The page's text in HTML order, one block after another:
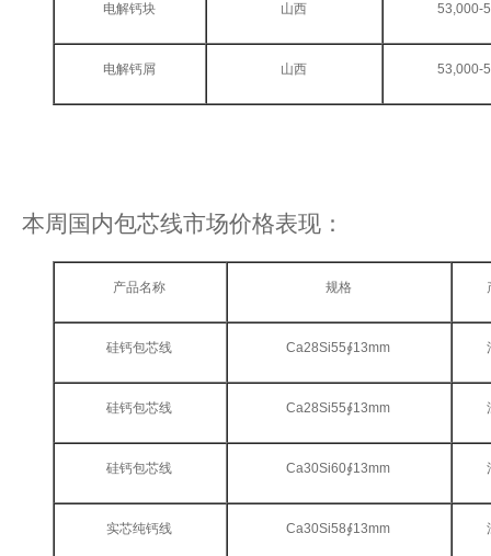
电解钙块 山西 53,000-
电解钙屑 山西 53,000-
本周国内包芯线市场价格表现：
产品名称 规格
硅钙包芯线 Ca28Si55∮13mm
硅钙包芯线 Ca28Si55∮13mm
硅钙包芯线 Ca30Si60∮13mm
实芯纯钙线 Ca30Si58∮13mm